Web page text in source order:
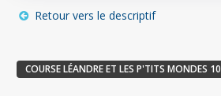
BLOG
Retour vers le descriptif
COURSE LÉANDRE ET LES P'TITS MONDES